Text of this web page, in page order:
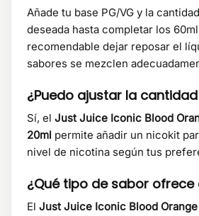
Añade tu base PG/VG y la
deseada hasta completar los
recomendable dejar reposar el
sabores se mezclen
¿Puedo ajustar la
Sí, el Just Juice Iconic Blood
20ml permite añadir un nicokit
nivel de nicotina según tus
¿Qué tipo de sabor
El Just Juice Iconic Blood